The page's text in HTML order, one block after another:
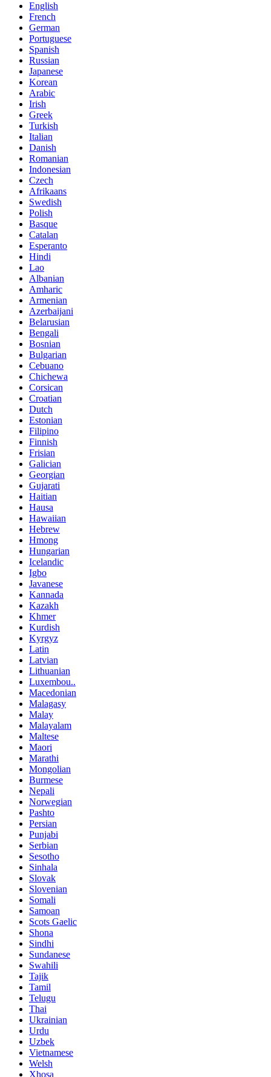
English
French
German
Portuguese
Spanish
Russian
Japanese
Korean
Arabic
Irish
Greek
Turkish
Italian
Danish
Romanian
Indonesian
Czech
Afrikaans
Swedish
Polish
Basque
Catalan
Esperanto
Hindi
Lao
Albanian
Amharic
Armenian
Azerbaijani
Belarusian
Bengali
Bosnian
Bulgarian
Cebuano
Chichewa
Corsican
Croatian
Dutch
Estonian
Filipino
Finnish
Frisian
Galician
Georgian
Gujarati
Haitian
Hausa
Hawaiian
Hebrew
Hmong
Hungarian
Icelandic
Igbo
Javanese
Kannada
Kazakh
Khmer
Kurdish
Kyrgyz
Latin
Latvian
Lithuanian
Luxembou..
Macedonian
Malagasy
Malay
Malayalam
Maltese
Maori
Marathi
Mongolian
Burmese
Nepali
Norwegian
Pashto
Persian
Punjabi
Serbian
Sesotho
Sinhala
Slovak
Slovenian
Somali
Samoan
Scots Gaelic
Shona
Sindhi
Sundanese
Swahili
Tajik
Tamil
Telugu
Thai
Ukrainian
Urdu
Uzbek
Vietnamese
Welsh
Xhosa